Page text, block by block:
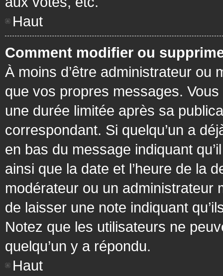
Haut
Comment modifier ou
À moins d’être administrateur ou
que vos propres messages.
une durée limitée après sa
correspondant. Si quelqu’un a
en bas du message indiquant
ainsi que la date et l’heure de la
modérateur ou un administrateur
de laisser une note indiquant
Notez que les utilisateurs ne
quelqu’un y a répondu.
Haut